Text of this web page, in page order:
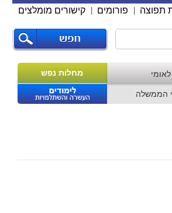
תפוצה פורומים קישורים מומלצים
מחלות נפש
הממשלה